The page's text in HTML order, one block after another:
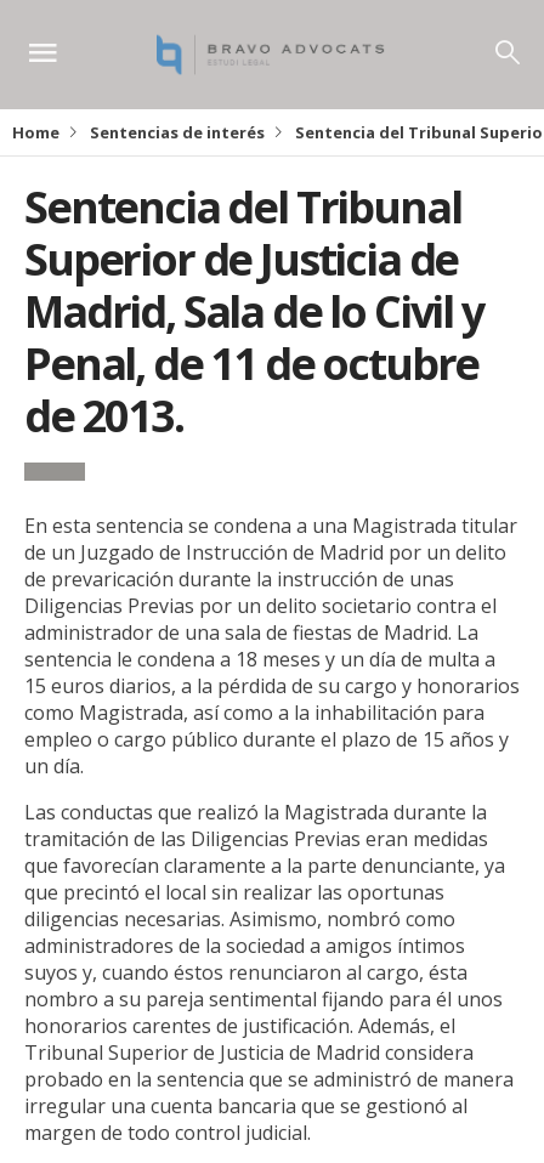
Home Sentencias de interés Sentencia del Tribunal
Sentencia del Tribunal
Superior de Justicia de
Madrid, Sala de lo Civil y
Penal, de 11 de octubre
de 2013.
En esta sentencia se condena a una Magistrada titular
de un Juzgado de Instrucción de Madrid por un delito
de prevaricación durante la instrucción de unas
Diligencias Previas por un delito societario contra el
administrador de una sala de fiestas de Madrid. La
sentencia le condena a 18 meses y un día de multa a
15 euros diarios, a la pérdida de su cargo y honorarios
como Magistrada, así como a la inhabilitación para
empleo o cargo público durante el plazo de 15 años y
un día.
Las conductas que realizó la Magistrada durante la
tramitación de las Diligencias Previas eran medidas
que favorecían claramente a la parte denunciante, ya
que precintó el local sin realizar las oportunas
diligencias necesarias. Asimismo, nombró como
administradores de la sociedad a amigos íntimos
suyos y, cuando éstos renunciaron al cargo, ésta
nombro a su pareja sentimental fijando para él unos
honorarios carentes de justificación. Además, el
Tribunal Superior de Justicia de Madrid considera
probado en la sentencia que se administró de manera
irregular una cuenta bancaria que se gestionó al
margen de todo control judicial.